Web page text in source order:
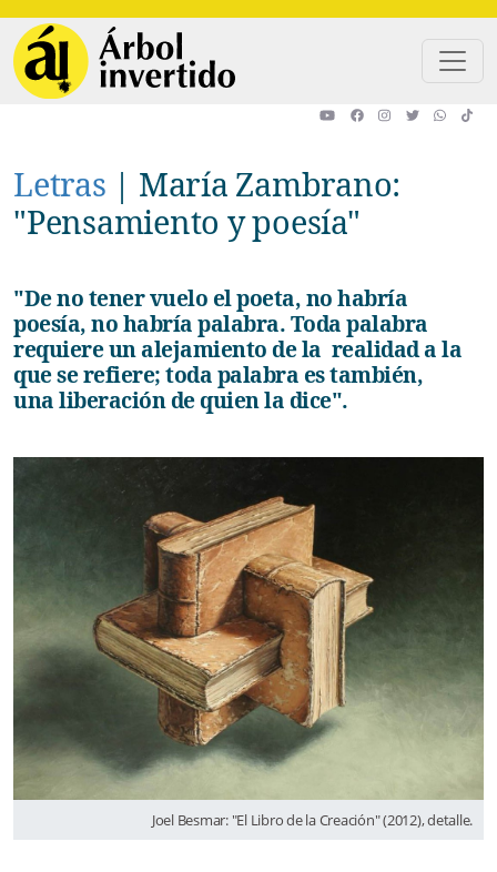
Letras | María Zambrano:
"Pensamiento y poesía"
"De no tener vuelo el poeta, no habría
poesía, no habría palabra. Toda palabra
requiere un alejamiento de la realidad a la
que se refiere; toda palabra es también,
una liberación de quien la dice".
Joel Besmar: "El Libro de la Creación" (2012), detalle.